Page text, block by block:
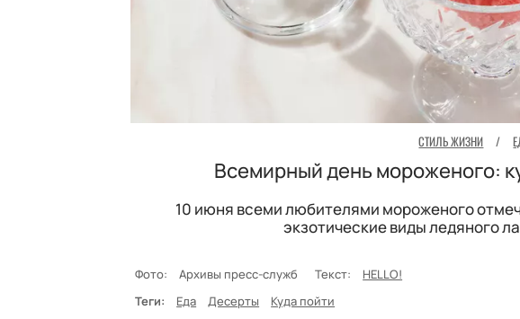
СТИЛЬ ЖИЗНИ /
Всемирный день мороженого:
10 июня всеми любителями мороженого
экзотические виды ледяного
Фото: Архивы пресс-служб Текст: HELLO!
Теги:
Еда Десерты Куда пойти